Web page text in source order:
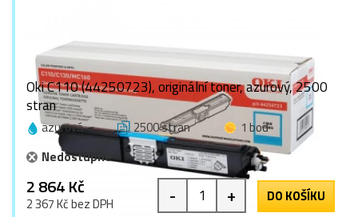
Oki C110 (44250723), originální toner, azurový, 2500
stran
azurová 2500 stran
1 bod
Nedostupné
2 864 Kč
2 367 Kč bez DPH - + DO KOŠÍKU